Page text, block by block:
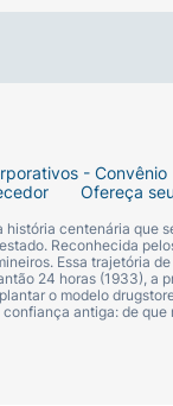
- Convênio
Ofereça
centenária que
Reconhecida
Essa trajetória
24 horas (1933), a
o modelo
antiga: de